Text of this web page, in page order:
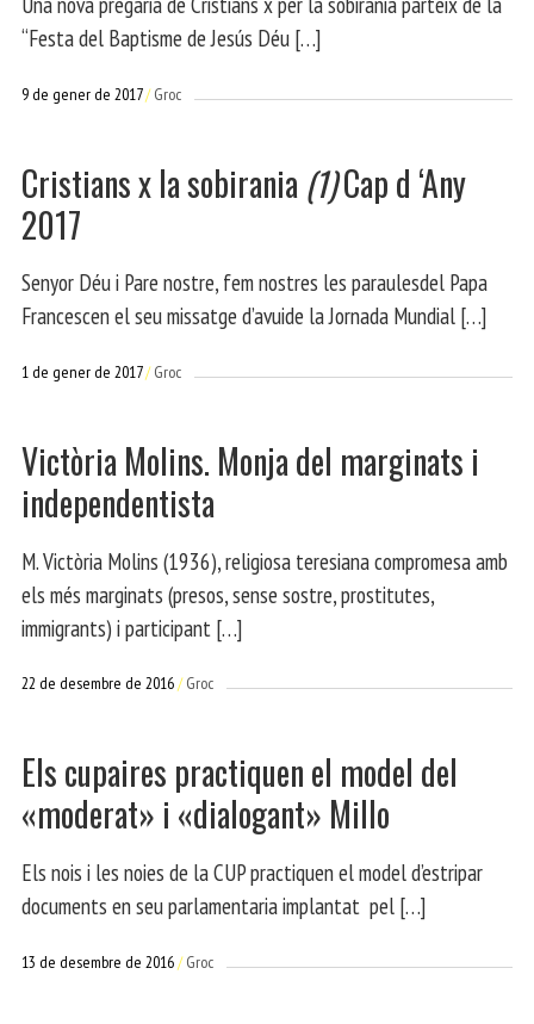
“Festa del Baptisme de Jesús Déu […]
9 de gener de 2017 Groc
Cristians x la sobirania (1)Cap d ‘Any
2017
Senyor Déu i Pare nostre, fem nostres les paraulesdel Papa
Francescen el seu missatge d’avuide la Jornada Mundial […]
1 de gener de 2017 Groc
Victòria Molins. Monja del marginats i
independentista
M. Victòria Molins (1936), religiosa teresiana compromesa amb
els més marginats (presos, sense sostre, prostitutes,
immigrants) i participant […]
22 de desembre de 2016 Groc
Els cupaires practiquen el model del
«moderat» i «dialogant» Millo
Els nois i les noies de la CUP practiquen el model d’estripar
documents en seu parlamentaria implantat pel […]
13 de desembre de 2016 Groc